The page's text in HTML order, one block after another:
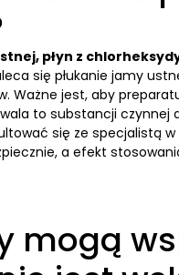
płyn z
się płukanie jamy
Ważne jest, aby
to substancji czynnej
się ze specjalistą
a efekt
mogą